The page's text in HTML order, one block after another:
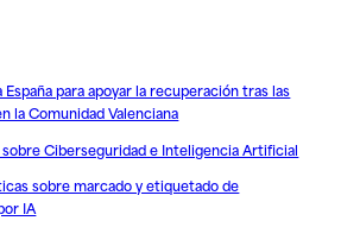
para apoyar la recuperación tras las
la Comunidad Valenciana
sobre Ciberseguridad e Inteligencia Artificial
sobre marcado y etiquetado de
IA